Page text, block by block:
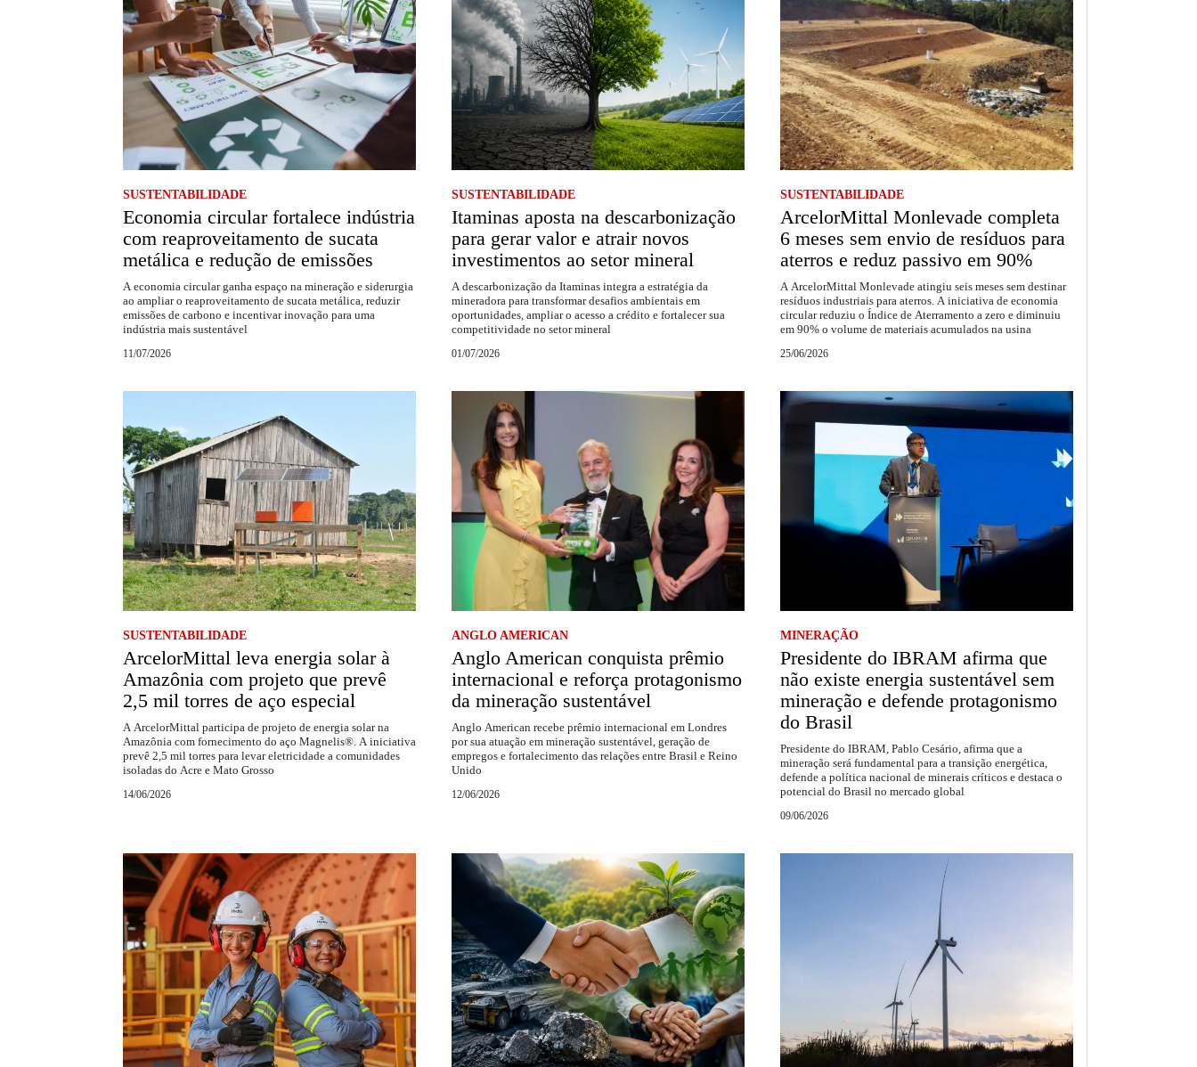
SUSTENTABILIDADE
Economia circular fortalece indústria
com reaproveitamento de sucata
metálica e redução de emissões
A economia circular ganha espaço na mineração e siderurgia
ao ampliar o reaproveitamento de sucata metálica, reduzir
emissões de carbono e incentivar inovação para uma
indústria mais sustentável
11/07/2026
SUSTENTABILIDADE
Itaminas aposta na descarbonização
para gerar valor e atrair novos
investimentos ao setor mineral
A descarbonização da Itaminas integra a estratégia da
mineradora para transformar desafios ambientais em
oportunidades, ampliar o acesso a crédito e fortalecer sua
competitividade no setor mineral
01/07/2026
SUSTENTABILIDADE
ArcelorMittal Monlevade completa
6 meses sem envio de resíduos para
aterros e reduz passivo em 90%
A ArcelorMittal Monlevade atingiu seis meses sem destinar
resíduos industriais para aterros. A iniciativa de economia
circular reduziu o Índice de Aterramento a zero e diminuiu
em 90% o volume de materiais acumulados na usina
25/06/2026
SUSTENTABILIDADE
ArcelorMittal leva energia solar à
Amazônia com projeto que prevê
2,5 mil torres de aço especial
A ArcelorMittal participa de projeto de energia solar na
Amazônia com fornecimento do aço Magnelis®. A iniciativa
prevê 2,5 mil torres para levar eletricidade a comunidades
isoladas do Acre e Mato Grosso
14/06/2026
ANGLO AMERICAN
Anglo American conquista prêmio
internacional e reforça protagonismo
da mineração sustentável
Anglo American recebe prêmio internacional em Londres
por sua atuação em mineração sustentável, geração de
empregos e fortalecimento das relações entre Brasil e Reino
Unido
12/06/2026
MINERAÇÃO
Presidente do IBRAM afirma que
não existe energia sustentável sem
mineração e defende protagonismo
do Brasil
Presidente do IBRAM, Pablo Cesário, afirma que a
mineração será fundamental para a transição energética,
defende a política nacional de minerais críticos e destaca o
potencial do Brasil no mercado global
09/06/2026